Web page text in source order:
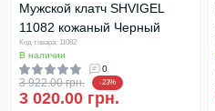
Мужской клатч SHVIGEL
11082 кожаный Черный
Код товара: 11082
В наличии
0
3 922.00 грн. -23%
3 020.00 грн.